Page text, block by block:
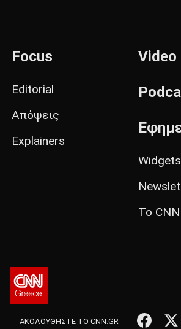
Focus
Editorial
Απόψεις
Explainers
Video
Widgets
Το
ΑΚΟΛΟΥΘΗΣΤΕ ΤΟ CNN.GR